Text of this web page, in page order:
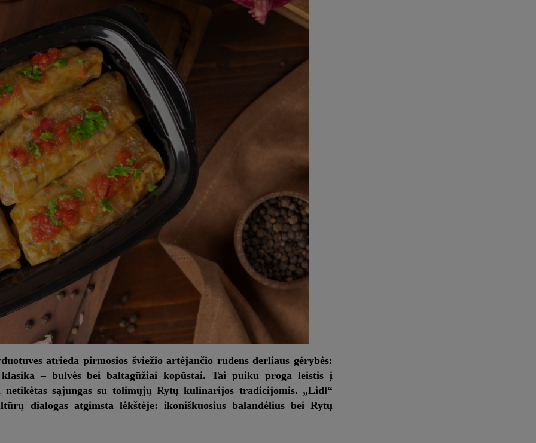
atrieda pirmosios šviežio artėjančio rudens derliaus gėrybės:
– bulvės bei baltagūžiai kopūstai. Tai puiku proga leistis į
sąjungas su tolimųjų Rytų kulinarijos tradicijomis. „Lidl“
dialogas atgimsta lėkštėje: ikoniškuosius balandėlius bei Rytų